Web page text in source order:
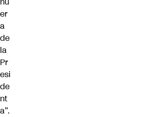
er
a
de
la
Pr
esi
de
nt
a”.